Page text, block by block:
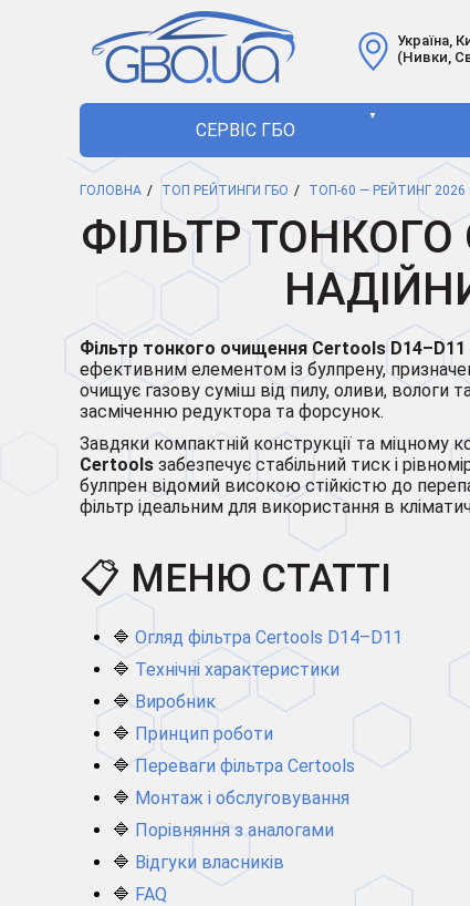
Україна,
(Нивки,
СЕРВІС ГБО
▼
ГОЛОВНА ТОП РЕЙТИНГИ ГБО ТОП-60 — РЕЙТИНГ 2026
ФІЛЬТР ТОНКОГО
Фільтр тонкого очищення Certools D14–D11
ефективним елементом із булпрену,
очищує газову суміш від пилу, оливи, вологи
засміченню редуктора та форсунок.
Завдяки компактній конструкції та міцному
Certools забезпечує стабільний тиск і
булпрен відомий високою стійкістю до
фільтр ідеальним для використання в
📋 МЕНЮ СТАТТІ
🔷 Огляд фільтра Certools D14–D11
🔷 Технічні характеристики
🔷Виробник
🔷 Принцип роботи
🔷Переваги фільтра Certools
🔷 Монтаж і обслуговування
🔷 Порівняння з аналогами
🔷 Відгуки власників
🔷 FAQ